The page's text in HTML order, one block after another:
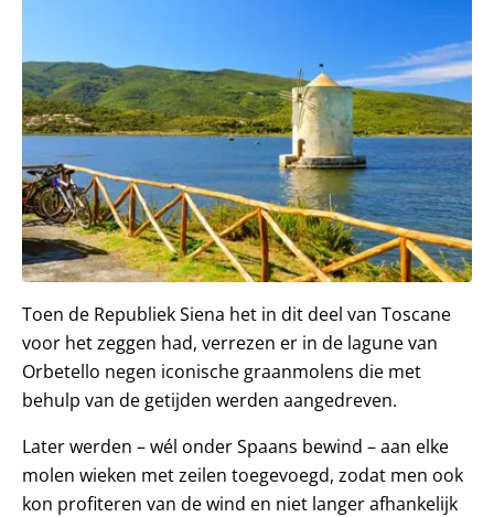
Toen de Republiek Siena het in dit deel van Toscane
voor het zeggen had, verrezen er in de lagune van
Orbetello negen iconische graanmolens die met
behulp van de getijden werden aangedreven.
Later werden – wél onder Spaans bewind – aan elke
molen wieken met zeilen toegevoegd, zodat men ook
kon profiteren van de wind en niet langer afhankelijk